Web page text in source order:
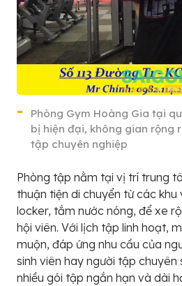
Phòng Gym Hoàng Gia tại
bị hiện đại, không gian rộng
tập chuyên nghiệp
Phòng tập nằm tại vị trí trung
thuận tiện di chuyển từ các khu
locker, tắm nước nóng, để xe
hội viên. Với lịch tập linh hoạt,
muộn, đáp ứng nhu cầu của
sinh viên hay người tập chuyên
nhiều gói tập ngắn hạn và dài